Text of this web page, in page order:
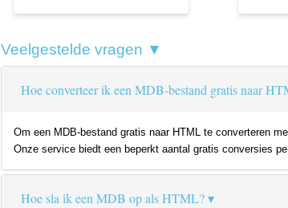
Veelgestelde vragen ▼
Hoe converteer ik een MDB-bestand gratis naar
Om een MDB-bestand gratis naar HTML te converteren
Onze service biedt een beperkt aantal gratis conversies
Hoe sla ik een MDB op als HTML?